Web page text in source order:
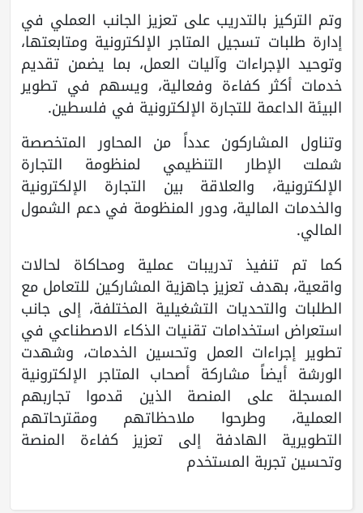
وتم التركيز بالتدريب على تعزيز الجانب العملي في
إدارة طلبات تسجيل المتاجر الإلكترونية ومتابعتها،
وتوحيد الإجراءات وآليات العمل، بما يضمن تقديم
خدمات أكثر كفاءة وفعالية، ويسهم في تطوير
البيئة الداعمة للتجارة الإلكترونية في فلسطين.
وتناول المشاركون عدداً من المحاور المتخصصة
شملت الإطار التنظيمي لمنظومة التجارة
الإلكترونية، والعلاقة بين التجارة الإلكترونية
والخدمات المالية، ودور المنظومة في دعم الشمول
المالي.
كما تم تنفيذ تدريبات عملية ومحاكاة لحالات
واقعية، بهدف تعزيز جاهزية المشاركين للتعامل مع
الطلبات والتحديات التشغيلية المختلفة، إلى جانب
استعراض استخدامات تقنيات الذكاء الاصطناعي في
تطوير إجراءات العمل وتحسين الخدمات، وشهدت
الورشة أيضاً مشاركة أصحاب المتاجر الإلكترونية
المسجلة على المنصة الذين قدموا تجاربهم
العملية، وطرحوا ملاحظاتهم ومقترحاتهم
التطويرية الهادفة إلى تعزيز كفاءة المنصة
وتحسين تجربة المستخدم